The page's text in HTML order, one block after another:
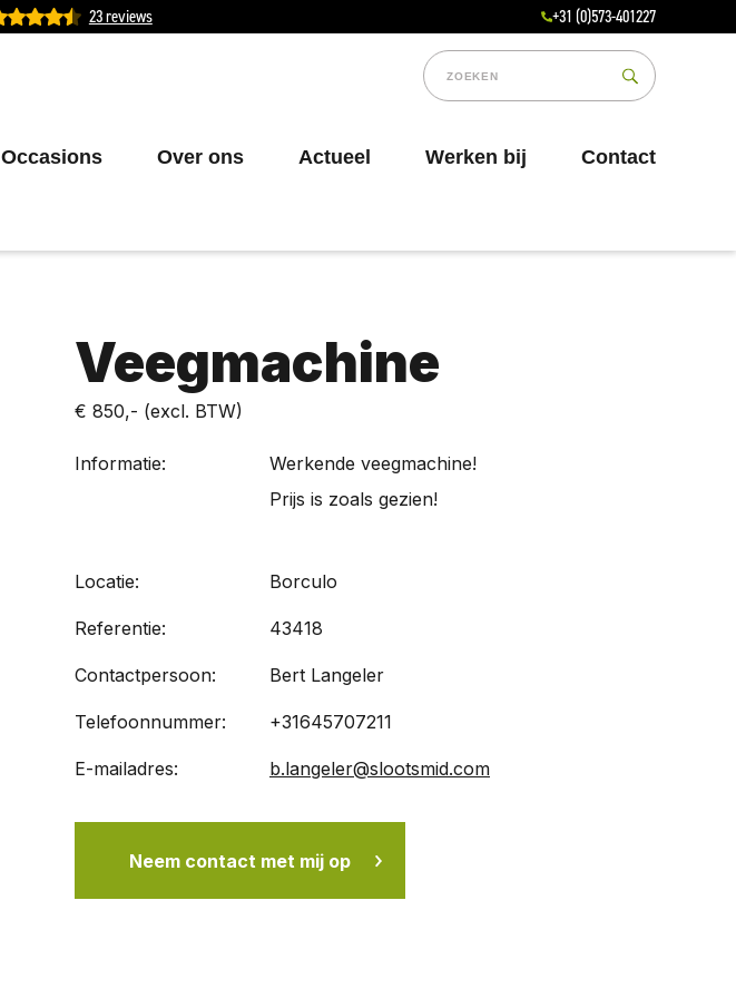
23 reviews +31 (0)573-401227
Occasions Over ons Actueel Werken bij Contact
Veegmachine
€ 850,- (excl. BTW)
Informatie:
Werkende veegmachine!
Prijs is zoals gezien!
Locatie: Borculo
Referentie: 43418
Contactpersoon: Bert Langeler
Telefoonnummer: +31645707211
E-mailadres: b.langeler@slootsmid.com
Neem contact met mij op